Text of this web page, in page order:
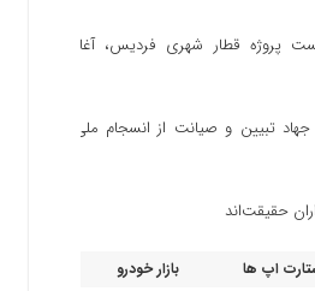
پروژه قطار شهری فردیس، آغاز
تبیین و صیانت از انسجام ملی
حقیقت‌اند
اپ ها بازار خودرو